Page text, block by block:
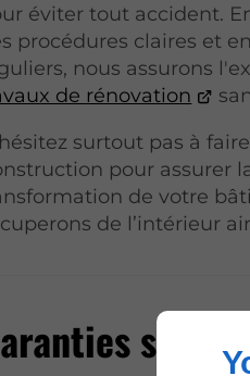
éviter tout accident.
procédures claires et
nous assurons
de rénovation
surtout pas à
pour assurer
de votre
de l’intérieur
solides